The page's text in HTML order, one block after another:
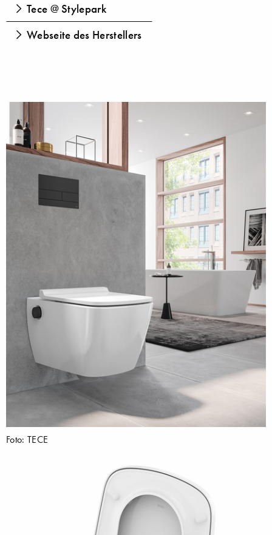
Tece @ Stylepark
Webseite des Herstellers
Foto: TECE